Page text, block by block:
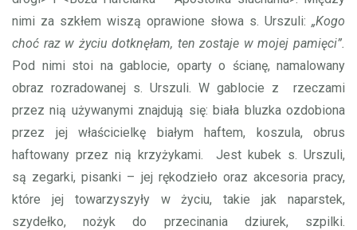
nimi za szkłem wiszą oprawione słowa s. Urszuli: „Kogo
choć raz w życiu dotknęłam, ten zostaje w mojej pamięci”.
Pod nimi stoi na gablocie, oparty o ścianę, namalowany
obraz rozradowanej s. Urszuli. W gablocie z rzeczami
przez nią używanymi znajdują się: biała bluzka ozdobiona
przez jej właścicielkę białym haftem, koszula, obrus
haftowany przez nią krzyżykami. Jest kubek s. Urszuli,
są zegarki, pisanki – jej rękodzieło oraz akcesoria pracy,
które jej towarzyszyły w życiu, takie jak naparstek,
szydełko, nożyk do przecinania dziurek, szpilki.